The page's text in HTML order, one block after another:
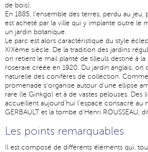
de bois).
En 1885, l'ensemble des terres, perdu au jeu,
est acheté par la ville qui y implante outre le
un jardin botanique.
Le parc est alors caractéristique du style
XIXème siècle. De la tradition des jardins
on retient le mail planté de tilleuls destiné à la
roseraie créée en 1920. Du jardin anglais, on
naturelle des conifères de collection.
promenade s'organise autour d'une ellipse
rare (le Ginkgo) et à de vastes pelouses. Des
accueillent aujourd'hui l'espace consacré au
GERBAULT et la tombe d'Henri ROUSSEAU,
Les points remarquables
Il est composé de différents éléments qui,